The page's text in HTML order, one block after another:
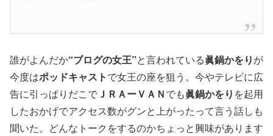
誰がよんだか“ブログの女王”と言われている眞鍋かをりが
今度はポッドキャストで女王の座を狙う。今やテレビに広
告に引っぱりだこで ＪＲＡーＶＡＮでも眞鍋かをり を起用
したおかげでアクセス数がグンと上がったって言う話しも
聞いた。どんなトークをするのかちょっと興味があります